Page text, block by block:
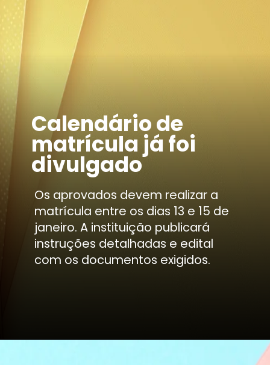
Os aprovados devem realizar a
matrícula entre os dias 13 e 15 de
janeiro. A instituição publicará
instruções detalhadas e edital
com os documentos exigidos.
Calendário de
matrícula já foi
divulgado